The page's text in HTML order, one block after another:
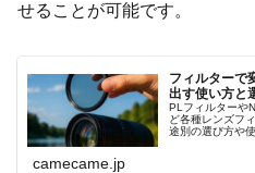
せることが可能です。
フィルターで
出す使い方と
PLフィルターや
ど各種レンズフ
途別の選び方や
camecame.jp